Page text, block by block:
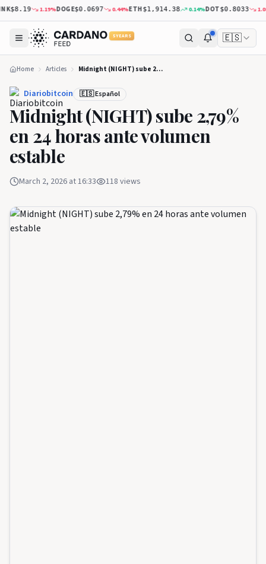
$8.19 1.19%DOGE$0.0697 0.44%ETH$1,914.38 0.14%DOT$0.8033 1.08
5 YEARS 🇪🇸
Home Articles Midnight (NIGHT) sube 2,79% en 24 horas ante volumen estable
Diariobitcoin 🇪🇸 Español
Midnight (NIGHT) sube 2,79%
en 24 horas ante volumen
estable
March 2, 2026 at 16:33 118 views